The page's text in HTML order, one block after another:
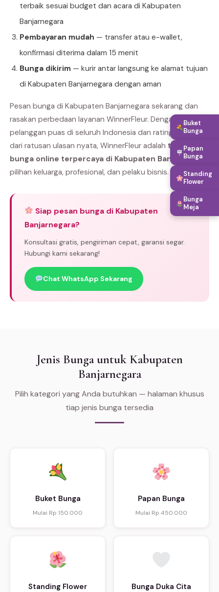
terbaik sesuai budget dan acara di Kabupaten
Banjarnegara
Pembayaran mudah — transfer atau e-wallet,
konfirmasi diterima dalam 15 menit
Bunga dikirim — kurir antar langsung ke alamat tujuan
di Kabupaten Banjarnegara dengan aman
Pesan bunga di Kabupaten Banjarnegara sekarang dan
rasakan perbedaan layanan WinnerFleur. Dengan ribuan
pelanggan puas di seluruh Indonesia dan rating bintang 5
dari ratusan ulasan nyata, WinnerFleur adalah toko
bunga online terpercaya di Kabupaten Banjarnegara
pilihan keluarga, profesional, dan pelaku bisnis.
Siap pesan bunga di Kabupaten
Banjarnegara?
Konsultasi gratis, pengiriman cepat, garansi segar.
Hubungi kami sekarang!
Chat WhatsApp Sekarang
Jenis Bunga untuk Kabupaten
Banjarnegara
Pilih kategori yang Anda butuhkan — halaman khusus
tiap jenis bunga tersedia
Buket Bunga
Mulai Rp 150.000
Papan Bunga
Mulai Rp 450.000
Standing Flower Bunga Duka Cita
Buket
Bunga
Papan
Bunga
Standing
Flower
Bunga
Meja